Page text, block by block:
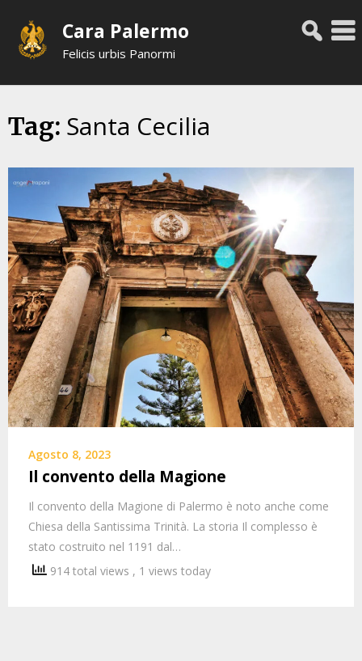
content
Cara Palermo
Felicis urbis Panormi
Tag: Santa Cecilia
Agosto 8, 2023
Il convento della Magione
Il convento della Magione di Palermo è noto anche come
Chiesa della Santissima Trinità. La storia Il complesso è
stato costruito nel 1191 dal…
914 total views , 1 views today